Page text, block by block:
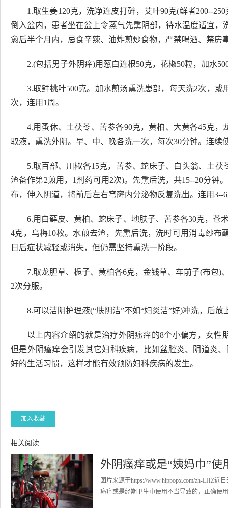
1.取生姜120克，洗净连皮打碎，艾叶90克(鲜者200--
倒入盆内，患者坐在盆上令蒸气先熏阴部，待水温度适宜，
愈后半个月内，忌食辛辣、油炸煎炒食物，严禁喝酒、禁房
2.(包括男子外阴痒)用葱白连根50克，花椒50粒，加水
3.取鲜桃叶500克。加水煎汤熏洗患部，每天洗2次，
次，连用1周。
4.用蚤休、土茯苓、苦参各90克，黄柏、大黄各45克
取液，熏洗外阴。早、中、晚各洗一次，每次30分钟。连续
5.取百部、川椒各15克，苦参、蛇床子、白头翁、土茯
渣备作第2煎用，1剂药可用2次)。先熏后洗，共15--20分钟
布，伸入阴道，将前后左右穹窿内分泌物反复洗出。连用3--
6.用白藓皮、黄柏、蛇床子、地肤子、苦参各30克，苍
4克，乌梅10枚。水煎去渣，先熏后洗，洗时可用消毒纱
日后症状减轻或消失，但仍需坚持熏洗一阶段。
7.取龙胆草、栀子、黄柏各6克，金钱草、车前子(布包)
2次分服。
8.可以洁阴护理液(“肤阴洁”不如“妇炎洁”好)冲洗，后放
以上内容介绍的就是治疗外阴瘙痒的8个小偏方，女
但是外阴瘙痒会引发其它妇科疾病，比如盆腔炎、阴道炎
好的生活习惯，这样才能有效预防妇科疾病的发生。
加入收藏
相关阅读
外阴瘙痒或是“姨妈巾”使
图片来源于https://www.hippopx.com/zh-LHZ
瘙痒或是经期卫生巾使用不当导致的，正确使